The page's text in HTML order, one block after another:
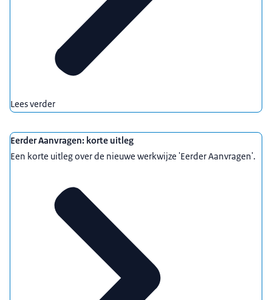
Lees verder
Eerder Aanvragen: korte uitleg
Een korte uitleg over de nieuwe werkwijze 'Eerder Aanvragen'.